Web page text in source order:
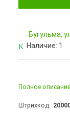
Бугульма,
Наличие: 1
Полное описание
Штрихкод